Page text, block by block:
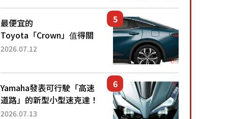
還推出467萬元日圓起的5
人座版...
最便宜的
Toyota「Crown」值得關
注！ 搭載4WD、每公升
眼！ 配備豐富、超越售價
水準，堪稱高CP值代表的
「...
2026.07.12
Yamaha發表可行駛「高速
道路」的新型小型速克達！
搭載能享受超強勁「渦輪
2026.07.13